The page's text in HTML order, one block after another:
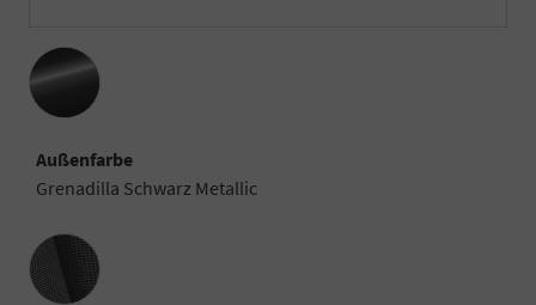
Außenfarbe
Grenadilla Schwarz Metallic
Innenausstattung